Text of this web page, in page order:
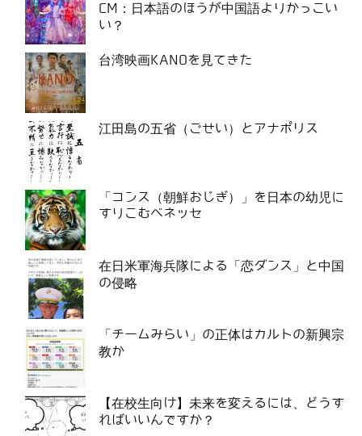
CM：日本語のほうが中国語よりかっこい
い？
台湾映画KANOを見てきた
江田島の五省（ごせい）とアナポリス
「コンス（朝鮮おじぎ）」を日本の幼児に
すりこむベネッセ
在日米軍海兵隊による「恋ダンス」と中国
の侵略
「チームみらい」の正体はカルトの新興宗
教か
【在校生向け】未来を変えるには、どうす
ればいいんですか？